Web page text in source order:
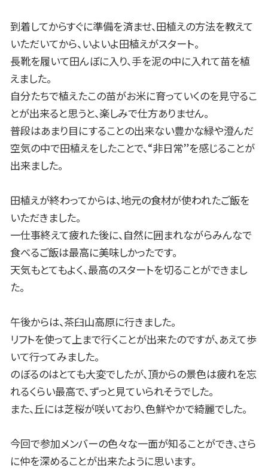
到着してからすぐに準備を済ませ、田植えの方法を教えて
いただいてから、いよいよ田植えがスタート。
長靴を履いて田んぼに入り、手を泥の中に入れて苗を植
えました。
自分たちで植えたこの苗がお米に育っていくのを見守るこ
とが出来ると思うと、楽しみで仕方ありません。
普段はあまり目にすることの出来ない豊かな緑や澄んだ
空気の中で田植えをしたことで、“非日常”を感じることが
出来ました。
田植えが終わってからは、地元の食材が使われたご飯を
いただきました。
一仕事終えて疲れた後に、自然に囲まれながらみんなで
食べるご飯は最高に美味しかったです。
天気もとてもよく、最高のスタートを切ることができまし
た。
午後からは、茶臼山高原に行きました。
リフトを使って上まで行くことが出来たのですが、あえて歩
いて行ってみました。
のぼるのはとても大変でしたが、頂からの景色は疲れを忘
れるくらい最高で、ずっと見ていられそうでした。
また、丘には芝桜が咲いており、色鮮やかで綺麗でした。
今回で参加メンバーの色々な一面が知ることができ、さら
に仲を深めることが出来たように思います。